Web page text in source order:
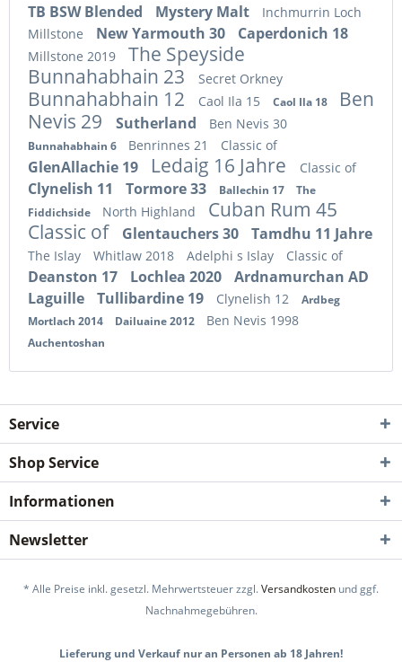
TB BSW Blended Mystery Malt
Inchmurrin Loch
Millstone
New Yarmouth 30 Caperdonich 18
Millstone 2019
The Speyside
Bunnahabhain 23
Secret Orkney
Bunnahabhain 12 Caol Ila 15 Caol Ila 18
Ben
Nevis 29
Sutherland Ben Nevis 30
Bunnahabhain 6 Benrinnes 21 Classic of
GlenAllachie 19 Ledaig 16 Jahre Classic of
Clynelish 11 Tormore 33 Ballechin 17
The
Fiddichside
North Highland
Cuban Rum 45
Classic of
Glentauchers 30 Tamdhu 11 Jahre
The Islay Whitlaw 2018 Adelphi s Islay Classic of
Deanston 17 Lochlea 2020
Ardnamurchan AD
Laguille
Tullibardine 19 Clynelish 12
Ardbeg
Mortlach 2014
Dailuaine 2012 Ben Nevis 1998
Auchentoshan
Service
Shop Service
Informationen
Newsletter
* Alle Preise inkl. gesetzl. Mehrwertsteuer zzgl.Versandkosten und ggf.
Nachnahmegebühren.
Lieferung und Verkauf nur an Personen ab 18 Jahren!